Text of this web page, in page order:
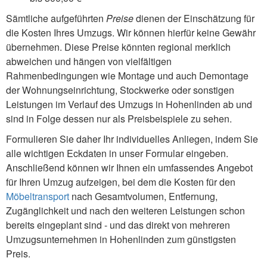
Sämtliche aufgeführten Preisedienen der Einschätzung für
die Kosten Ihres Umzugs. Wir können hierfür keine Gewähr
übernehmen. Diese Preise könnten regional merklich
abweichen und hängen von vielfältigen
Rahmenbedingungen wie Montage und auch Demontage
der Wohnungseinrichtung, Stockwerke oder sonstigen
Leistungen im Verlauf des Umzugs in Hohenlinden ab und
sind in Folge dessen nur als Preisbeispiele zu sehen.
Formulieren Sie daher Ihr individuelles Anliegen, indem Sie
alle wichtigen Eckdaten in unser Formular eingeben.
Anschließend können wir Ihnen ein umfassendes Angebot
für Ihren Umzug aufzeigen, bei dem die Kosten für den
Möbeltransport nach Gesamtvolumen, Entfernung,
Zugänglichkeit und nach den weiteren Leistungen schon
bereits eingeplant sind - und das direkt von mehreren
Umzugsunternehmen in Hohenlinden zum günstigsten
Preis.